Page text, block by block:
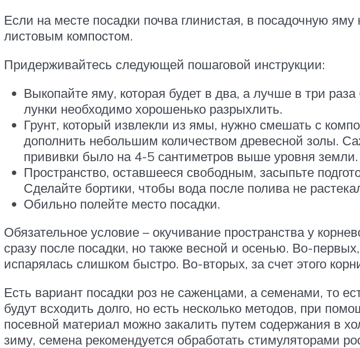
Если на месте посадки почва глинистая, в посадочную
листовым компостом.
Придерживайтесь следующей пошаговой инструкции:
Выкопайте яму, которая будет в два, а лучше в три
лунки необходимо хорошенько разрыхлить.
Грунт, который извлекли из ямы, нужно смешать с
дополнить небольшим количеством древесной золы.
прививки было на 4-5 сантиметров выше уровня земли.
Пространство, оставшееся свободным, засыпьте
Сделайте бортики, чтобы вода после полива не
Обильно полейте место посадки.
Обязательное условие – окучивание пространства у
сразу после посадки, но также весной и осенью. Во-
испарялась слишком быстро. Во-вторых, за счет этого
Есть вариант посадки роз не саженцами, а семенами, то
будут всходить долго, но есть несколько методов, при
посевной материал можно закалить путем содержания в
зиму, семена рекомендуется обработать стимуляторами